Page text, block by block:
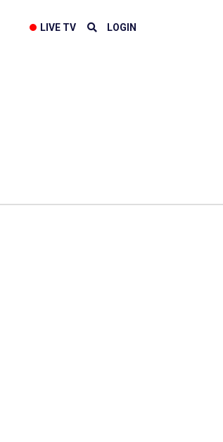
LIVE TV LOGIN